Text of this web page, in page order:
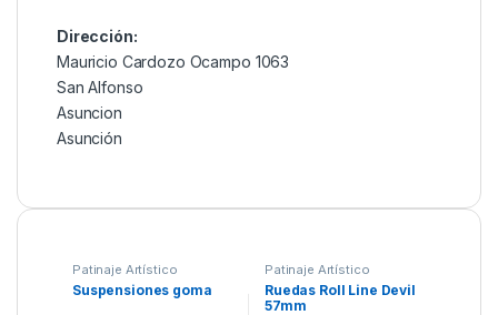
Dirección:
Mauricio Cardozo Ocampo 1063
San Alfonso
Asuncion
Asunción
Patinaje Artístico
Suspensiones goma
Patinaje Artístico
Ruedas Roll Line Devil
57mm